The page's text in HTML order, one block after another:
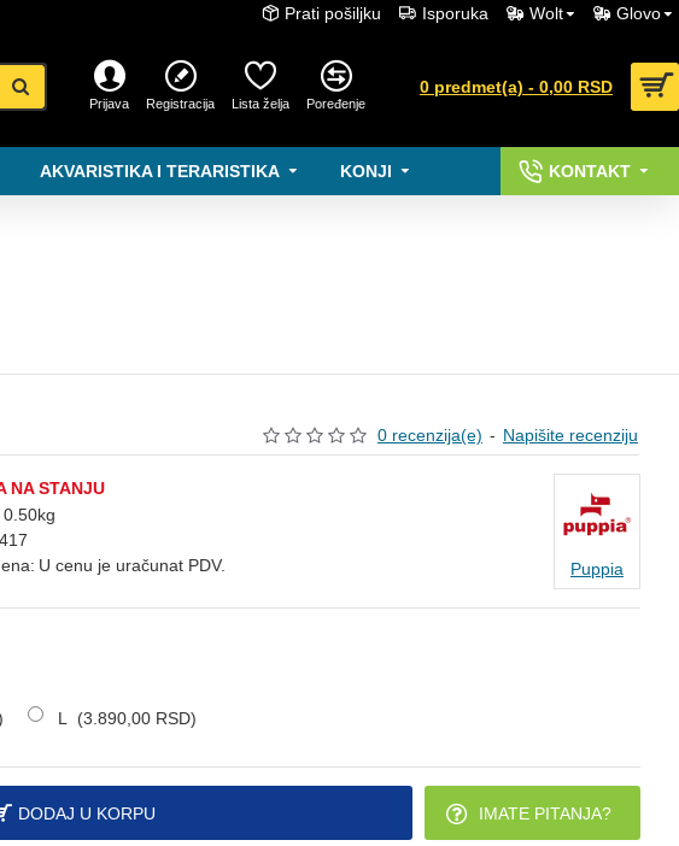
Prati pošiljku Isporuka Wolt Glovo
Prijava Registracija Lista želja Poređenje
0 predmet(a) - 0,00 RSD
AKVARISTIKA I TERARISTIKA KONJI KONTAKT
0 recenzija(e) - Napišite recenziju
NA STANJU
0.50kg
U cenu je uračunat PDV. Puppia
L (3.890,00 RSD)
DODAJ U KORPU IMATE PITANJA?